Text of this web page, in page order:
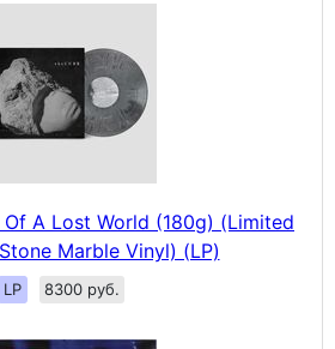
A Lost World (180g) (Limited
Marble Vinyl) (LP)
LP 8300 руб.